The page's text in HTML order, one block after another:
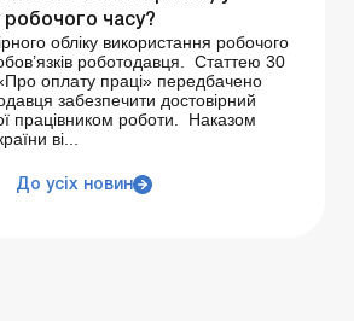
робочого часу?
обліку використання робочого
роботодавця. Статтею 30
оплату праці» передбачено
забезпечити достовірний
працівником роботи. Наказом
ві...
До усіх новин